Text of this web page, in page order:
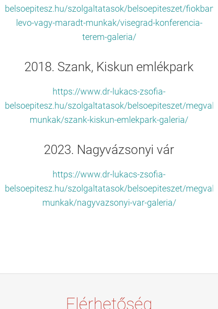
belsoepitesz.hu/szolgaltatasok/belsoepiteszet/fiokban-
levo-vagy-maradt-munkak/visegrad-konferencia-
terem-galeria/
2018. Szank, Kiskun emlékpark
https://www.dr-lukacs-zsofia-
belsoepitesz.hu/szolgaltatasok/belsoepiteszet/
munkak/szank-kiskun-emlekpark-galeria/
2023. Nagyvázsonyi vár
https://www.dr-lukacs-zsofia-
belsoepitesz.hu/szolgaltatasok/belsoepiteszet/
munkak/nagyvazsonyi-var-galeria/
Elérhetőség